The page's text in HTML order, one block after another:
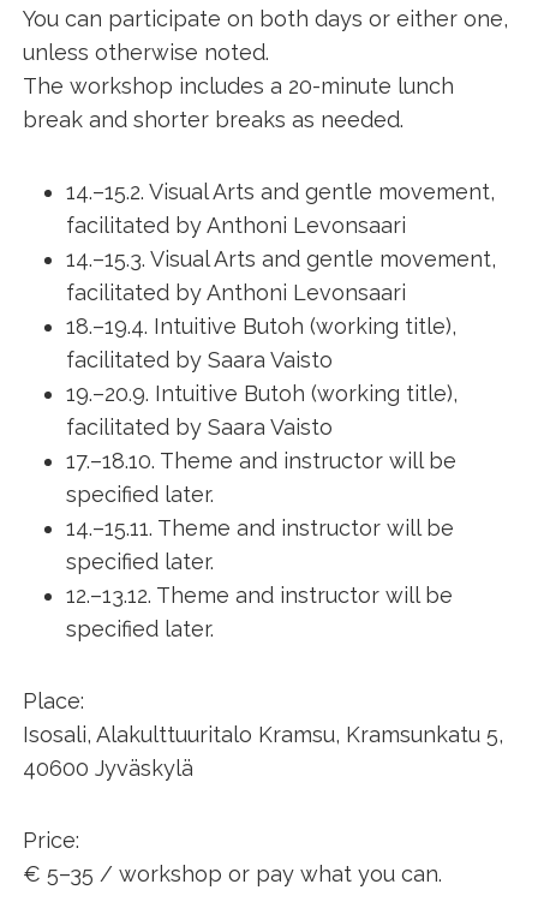
You can participate on both days or either one,
unless otherwise noted.
The workshop includes a 20-minute lunch
break and shorter breaks as needed.
14.–15.2. Visual Arts and gentle movement,
facilitated by Anthoni Levonsaari
14.–15.3. Visual Arts and gentle movement,
facilitated by Anthoni Levonsaari
18.–19.4. Intuitive Butoh (working title),
facilitated by Saara Vaisto
19.–20.9. Intuitive Butoh (working title),
facilitated by Saara Vaisto
17.–18.10. Theme and instructor will be
specified later.
14.–15.11. Theme and instructor will be
specified later.
12.–13.12. Theme and instructor will be
specified later.
Place:
Isosali, Alakulttuuritalo Kramsu, Kramsunkatu 5,
40600 Jyväskylä
Price:
€ 5–35 / workshop or pay what you can.